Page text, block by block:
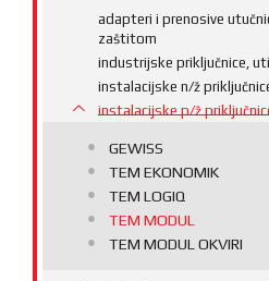
adapteri i prenosive
zaštitom
industrijske priključnice,
instalacijske n/ž
instalacijske p/ž
GEWISS
TEM EKONOMIK
TEM LOGIQ
TEM MODUL
TEM MODUL OKVIRI